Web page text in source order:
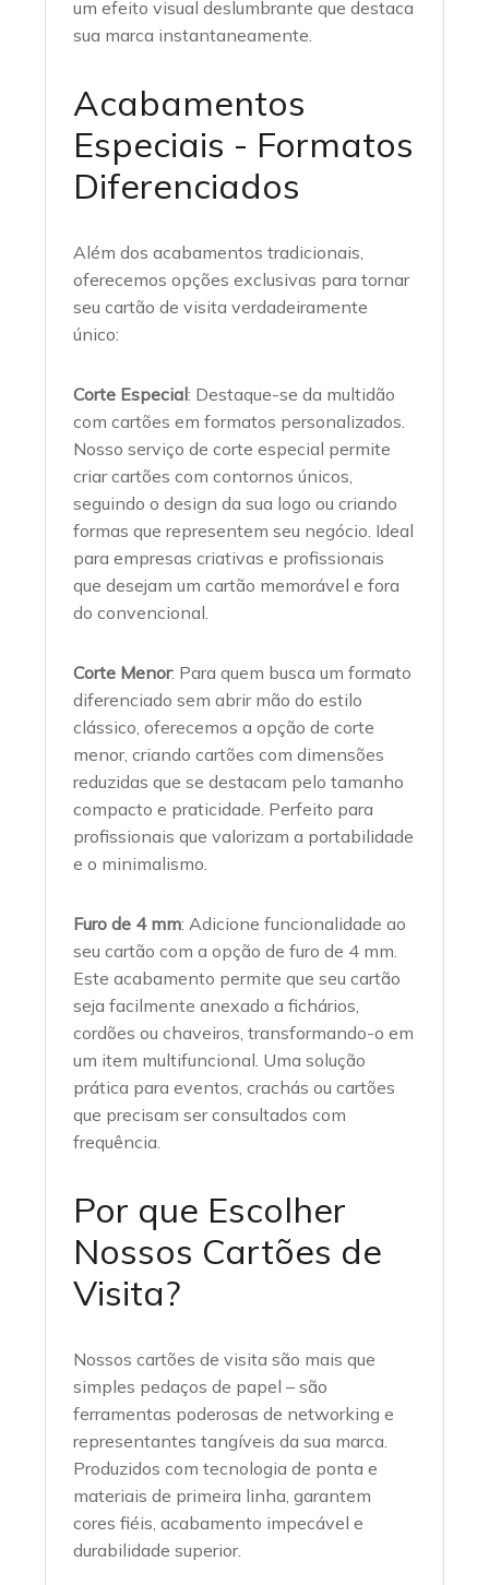
um efeito visual deslumbrante que destaca
sua marca instantaneamente.
Acabamentos
Especiais - Formatos
Diferenciados
Além dos acabamentos tradicionais,
oferecemos opções exclusivas para tornar
seu cartão de visita verdadeiramente
único:
Corte Especial: Destaque-se da multidão
com cartões em formatos personalizados.
Nosso serviço de corte especial permite
criar cartões com contornos únicos,
seguindo o design da sua logo ou criando
formas que representem seu negócio. Ideal
para empresas criativas e profissionais
que desejam um cartão memorável e fora
do convencional.
Corte Menor: Para quem busca um formato
diferenciado sem abrir mão do estilo
clássico, oferecemos a opção de corte
menor, criando cartões com dimensões
reduzidas que se destacam pelo tamanho
compacto e praticidade. Perfeito para
profissionais que valorizam a portabilidade
e o minimalismo.
Furo de 4 mm: Adicione funcionalidade ao
seu cartão com a opção de furo de 4 mm.
Este acabamento permite que seu cartão
seja facilmente anexado a fichários,
cordões ou chaveiros, transformando-o em
um item multifuncional. Uma solução
prática para eventos, crachás ou cartões
que precisam ser consultados com
frequência.
Por que Escolher
Nossos Cartões de
Visita?
Nossos cartões de visita são mais que
simples pedaços de papel – são
ferramentas poderosas de networking e
representantes tangíveis da sua marca.
Produzidos com tecnologia de ponta e
materiais de primeira linha, garantem
cores fiéis, acabamento impecável e
durabilidade superior.